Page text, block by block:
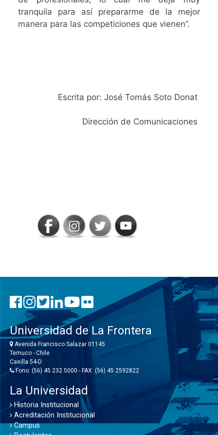
tranquila para así prepararme de la mejor
manera para las competiciones que vienen”.
Escrita por: José Tomás Soto Donat
Dirección de Comunicaciones
Universidad de La Frontera
Avenida Francisco Salazar 01145
Temuco - Chile
Casilla 54-D
Fono: (56) 45 232 5000 - FAX: (56) 45 2592822
La Universidad
Historia Institucional
Acreditación Institucional
Campus